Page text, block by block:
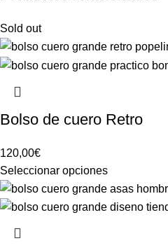
Sold out
Bolso de cuero Retro
120,00€
Seleccionar opciones